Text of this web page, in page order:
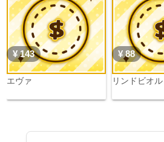
¥ 143
エヴァ
¥ 88
リンドビオル